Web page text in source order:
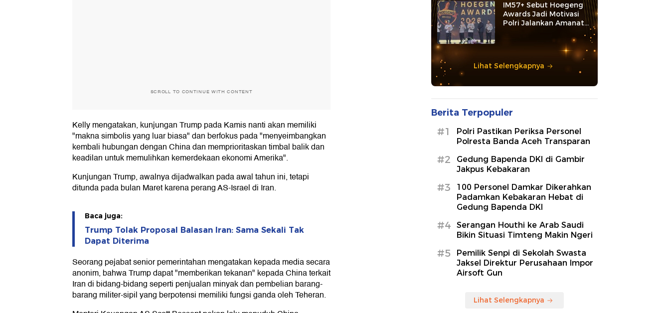
SCROLL TO CONTINUE WITH CONTENT
Kelly mengatakan, kunjungan Trump pada Kamis nanti akan memiliki
"makna simbolis yang luar biasa" dan berfokus pada "menyeimbangkan
kembali hubungan dengan China dan memprioritaskan timbal balik dan
keadilan untuk memulihkan kemerdekaan ekonomi Amerika".
Kunjungan Trump, awalnya dijadwalkan pada awal tahun ini, tetapi
ditunda pada bulan Maret karena perang AS-Israel di Iran.
Baca juga:
Trump Tolak Proposal Balasan Iran: Sama Sekali Tak
Dapat Diterima
Seorang pejabat senior pemerintahan mengatakan kepada media secara
anonim, bahwa Trump dapat "memberikan tekanan" kepada China terkait
Iran di bidang-bidang seperti penjualan minyak dan pembelian barang-
barang militer-sipil yang berpotensi memiliki fungsi ganda oleh Teheran.
IM57+ Sebut Hoegeng
Awards Jadi Motivasi
Polri Jalankan Amanat
Lihat Selengkapnya
Berita Terpopuler
#1
Polri Pastikan Periksa Personel
Polresta Banda Aceh Transparan
#2
Gedung Bapenda DKI di Gambir
Jakpus Kebakaran
#3
100 Personel Damkar Dikerahkan
Padamkan Kebakaran Hebat di
Gedung Bapenda DKI
#4
Serangan Houthi ke Arab Saudi
Bikin Situasi Timteng Makin Ngeri
#5
Pemilik Senpi di Sekolah Swasta
Jaksel Direktur Perusahaan Impor
Airsoft Gun
Lihat Selengkapnya